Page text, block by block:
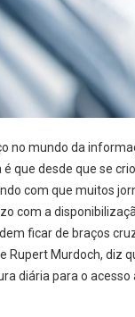
no mundo da
que desde que se
com que muitos
com a
ficar de braços
Rupert Murdoch, diz
diária para o